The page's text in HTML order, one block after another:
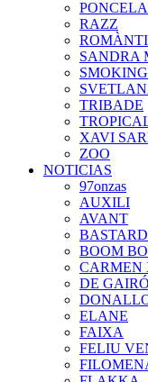
RAZZ
SANDRA
TRIBADE
XAVI
ZOO
NOTICIAS
97onzas
AUXILI
AVANT
BOOM
CARMEN
DE GAIRÓ
ELANE
FAIXA
FELIU